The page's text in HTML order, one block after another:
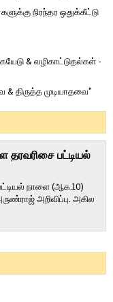
நிரந்தர ஒதுக்கீட்டு
& வழிகாட்டுதல்கள் -
திருத்த முடியாதவை"
தரவரிசை பட்டியல்
பட்டியல் நாளை (ஆக.10)
அறிவிப்பு. அகில